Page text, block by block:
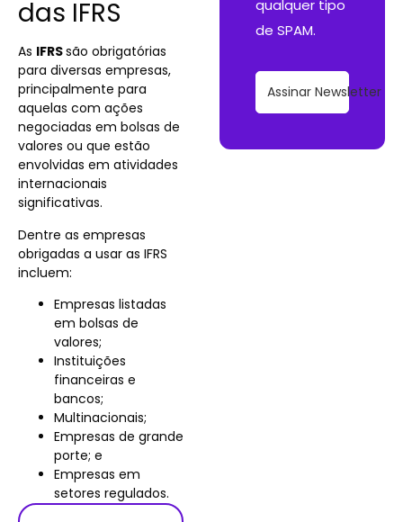
das IFRS
As IFRSsão obrigatórias
para diversas empresas,
principalmente para
aquelas com ações
negociadas em bolsas de
valores ou que estão
envolvidas em atividades
internacionais
significativas.
Dentre as empresas
obrigadas a usar as IFRS
incluem:
Empresas listadas
em bolsas de
valores;
Instituições
financeiras e
bancos;
Multinacionais;
Empresas de grande
porte; e
Empresas em
setores regulados.
qualquer tipo
de SPAM.
Assinar Newsletter